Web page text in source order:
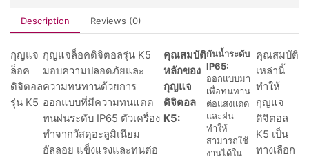
Description Reviews (0)
กุญแจ
ล็อค
ดิจิตอล
รุ่น K5
กุญแจล็อคดิจิตอลรุ่น K5
มอบความปลอดภัยและ
ความทนทานด้วยการ
ออกแบบที่มีความทนแดด
ทนฝนระดับ IP65 ตัวเครื่อง
ทำจากวัสดุอะลูมิเนียม
อัลลอย แข็งแรงและทนต่อ
คุณสมบัติ
หลักของ
กุญแจ
ดิจิตอล
K5:
กันน้ำระดับ
IP65:
ออกแบบมา
เพื่อทนทาน
ต่อแสงแดด
และฝน
ทำให้
สามารถใช้
งานได้ใน
คุณสมบัติ
เหล่านี้
ทำให้
กุญแจ
ดิจิตอล
K5 เป็น
ทางเลือก